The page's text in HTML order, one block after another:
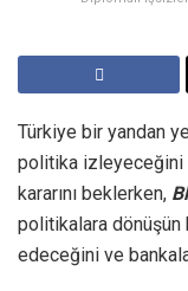
Türkiye bir yandan
politika izleyeceğini
kararını beklerken,
politikalara dönüşün
edeceğini ve